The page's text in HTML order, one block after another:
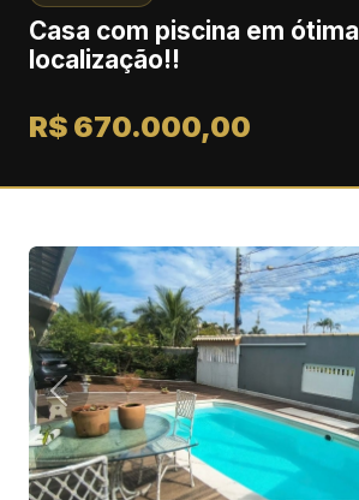
Casa com piscina em ótima
localização!!
R$ 670.000,00